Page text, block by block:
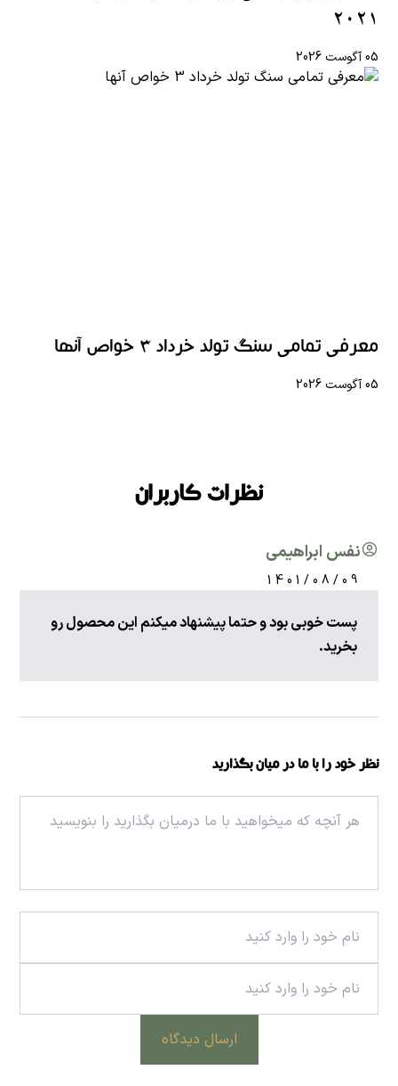
2021
05 آگوست 2026
معرفی تمامی سنگ تولد خرداد 3 خواص آنها
05 آگوست 2026
نظرات کاربران
نفس ابراهیمی
1401/08/09
پست خوبی بود و حتما پیشنهاد میکنم این محصول رو
بخرید.
نظر خود را با ما در میان بگذارید
ارسال دیدگاه